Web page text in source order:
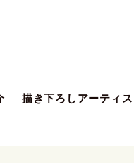
描き下ろしアーティス